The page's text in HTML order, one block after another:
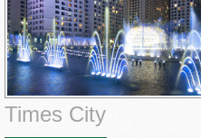
Times City